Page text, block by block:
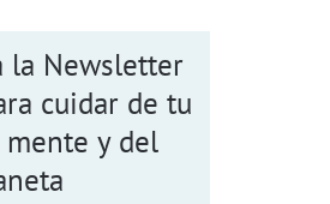
la Newsletter
cuidar de tu
y del